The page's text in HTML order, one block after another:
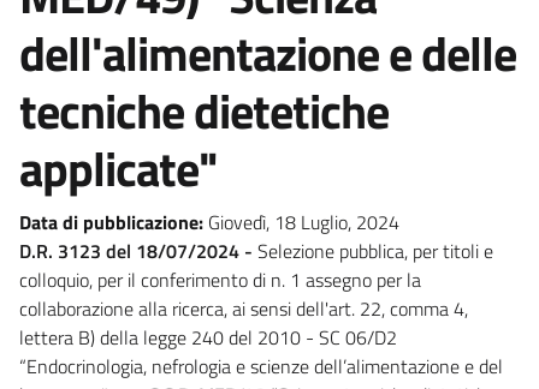
dell'alimentazione e delle
tecniche dietetiche
applicate"
Data di pubblicazione: Giovedì, 18 Luglio, 2024
D.R. 3123 del 18/07/2024 - Selezione pubblica, per titoli e
colloquio, per il conferimento di n. 1 assegno per la
collaborazione alla ricerca, ai sensi dell'art. 22, comma 4,
lettera B) della legge 240 del 2010 - SC 06/D2
“Endocrinologia, nefrologia e scienze dell’alimentazione e del